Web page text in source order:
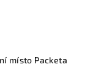
místo Packeta